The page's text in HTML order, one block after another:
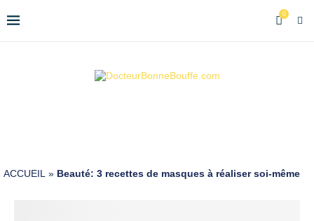
0
ACCUEIL » Beauté: 3 recettes de masques à réaliser soi-même